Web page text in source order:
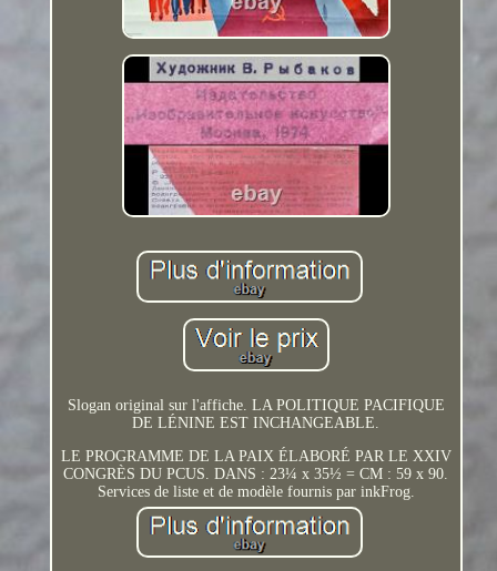
Slogan original sur l'affiche. LA POLITIQUE PACIFIQUE
DE LÉNINE EST INCHANGEABLE.
LE PROGRAMME DE LA PAIX ÉLABORÉ PAR LE XXIV
CONGRÈS DU PCUS. DANS : 23¼ x 35½ = CM : 59 x 90.
Services de liste et de modèle fournis par inkFrog.